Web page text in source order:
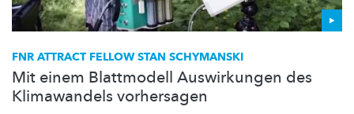
FNR ATTRACT FELLOW STAN SCHYMANSKI
Mit einem Blattmodell Auswirkungen des
Klimawandels vorhersagen